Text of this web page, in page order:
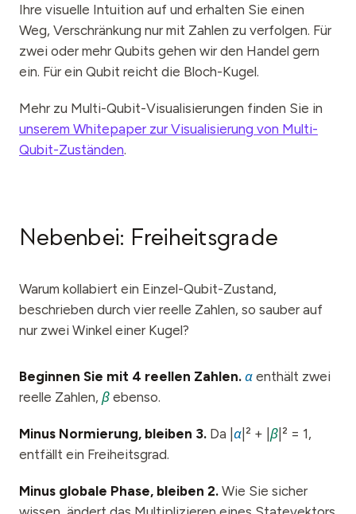
Ihre visuelle Intuition auf und erhalten Sie einen
Weg, Verschränkung nur mit Zahlen zu verfolgen. Für
zwei oder mehr Qubits gehen wir den Handel gern
ein. Für ein Qubit reicht die Bloch-Kugel.
Mehr zu Multi-Qubit-Visualisierungen finden Sie in
unserem Whitepaper zur Visualisierung von Multi-
Qubit-Zuständen.
Nebenbei: Freiheitsgrade
Warum kollabiert ein Einzel-Qubit-Zustand,
beschrieben durch vier reelle Zahlen, so sauber auf
nur zwei Winkel einer Kugel?
Beginnen Sie mit 4 reellen Zahlen. α enthält zwei
reelle Zahlen, β ebenso.
Minus Normierung, bleiben 3. Da | α |² + | β |² = 1,
entfällt ein Freiheitsgrad.
Minus globale Phase, bleiben 2. Wie Sie sicher